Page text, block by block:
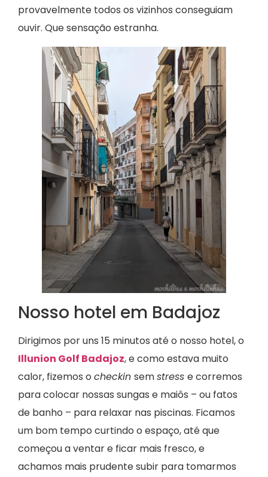
provavelmente todos os vizinhos conseguiam
ouvir. Que sensação estranha.
Nosso hotel em Badajoz
Dirigimos por uns 15 minutos até o nosso hotel, o
Illunion Golf Badajoz, e como estava muito
calor, fizemos o checkin semstress e corremos
para colocar nossas sungas e maiôs – ou fatos
de banho – para relaxar nas piscinas. Ficamos
um bom tempo curtindo o espaço, até que
começou a ventar e ficar mais fresco, e
achamos mais prudente subir para tomarmos